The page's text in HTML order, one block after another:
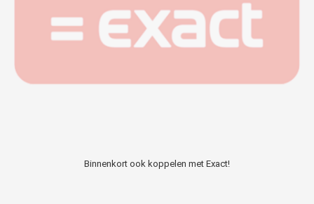
Binnenkort ook koppelen met Exact!